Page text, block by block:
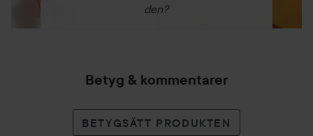
den?
Betyg & kommentarer
BETYGSÄTT PRODUKTEN